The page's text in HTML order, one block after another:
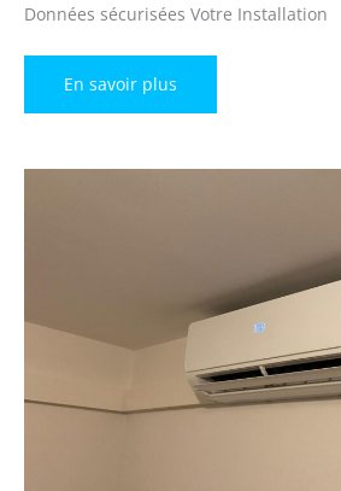
Données sécurisées Votre Installation
Installation
Climatisation
Split
Votre
En savoir plus